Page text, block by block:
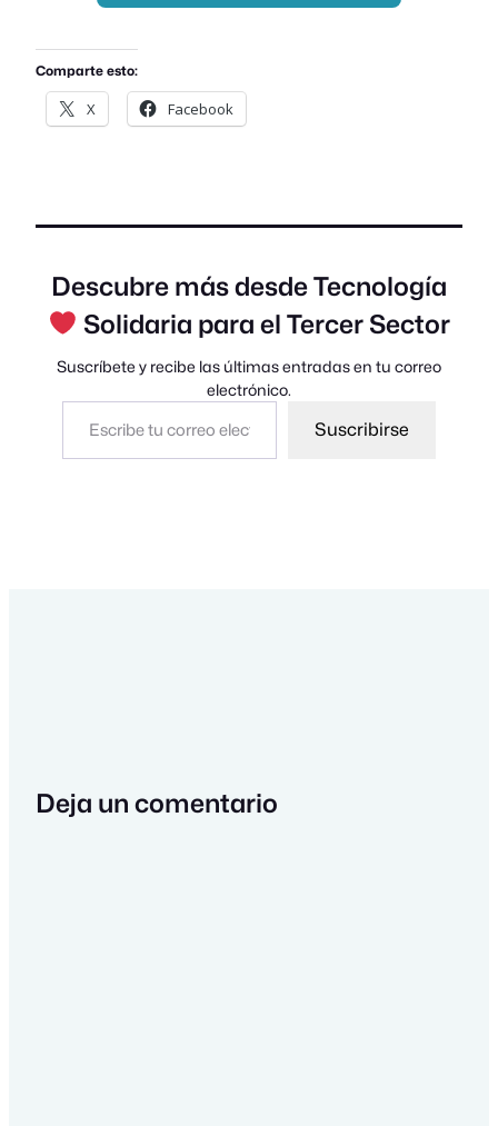
Comparte esto:
X Facebook
Descubre más desde Tecnología
Solidaria para el Tercer Sector
Suscríbete y recibe las últimas entradas en tu correo
electrónico.
Escribe tu correo electrónico…
Suscribirse
Deja un comentario